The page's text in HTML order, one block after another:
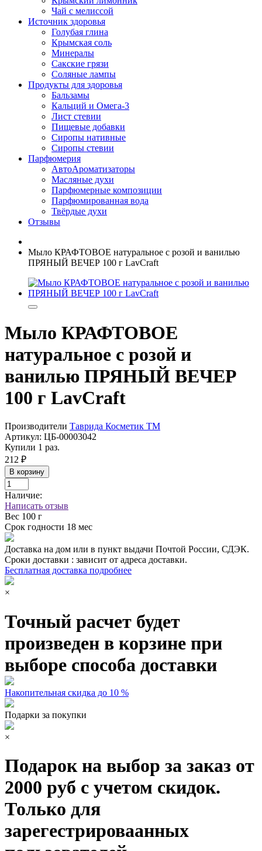
Чай с мелиссой
Источник здоровья
Голубая глина
Крымская соль
Минералы
Сакские грязи
Соляные лампы
Продукты для здоровья
Бальзамы
Кальций и Омега-3
Лист стевии
Пищевые добавки
Сиропы нативные
Сиропы стевии
Парфюмерия
АвтоАроматизаторы
Масляные духи
Парфюмерные композиции
Парфюмированная вода
Твёрдые духи
Отзывы
Мыло КРАФТОВОЕ натуральное с розой и ванилью
ПРЯНЫЙ ВЕЧЕР 100 г LavCraft
Мыло КРАФТОВОЕ
натуральное с розой и
ванилью ПРЯНЫЙ ВЕЧЕР
100 г LavCraft
Производители Таврида Косметик ТМ
Артикул: ЦБ-00003042
Купили 1 раз.
212 ₽
В корзину
Наличие:
Написать отзыв
Вес 100 г
Срок годности 18 мес
Доставка на дом или в пункт выдачи Почтой России, СДЭК.
Сроки доставки : зависит от адреса доставки.
Бесплатная доставка подробнее
×
Точный расчет будет
произведен в корзине при
выборе способа доставки
Накопительная скидка до 10 %
Подарки за покупки
×
Подарок на выбор за заказ от
2000 руб с учетом скидок.
Только для
зарегестрироваанных